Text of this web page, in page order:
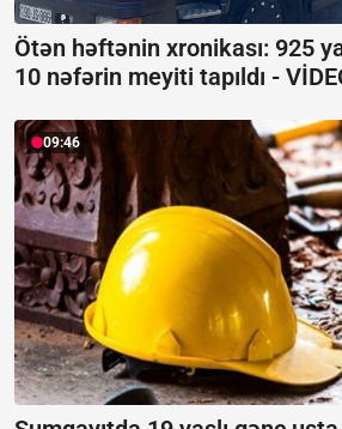
Ötən həftənin xronikası: 925
10 nəfərin meyiti tapıldı -
09:46